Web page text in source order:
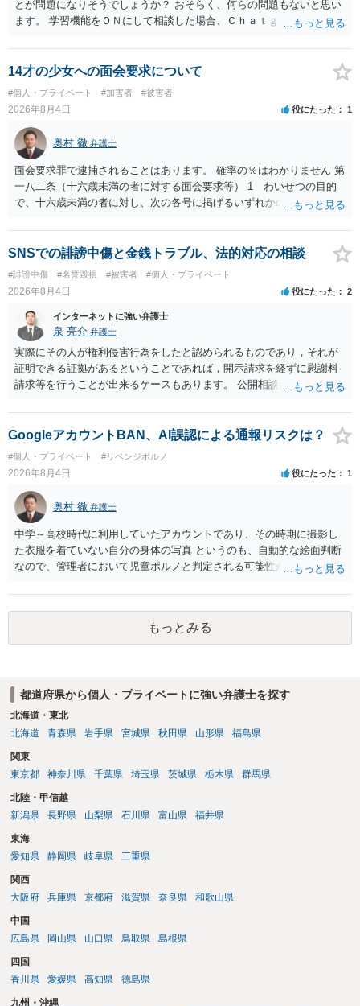
とが問題になりそうでしょうか？ おそらく、何らの問題もないと思い
ます。 学習機能をＯＮにして相談した場合、Ｃｈａｔｇｐｔがｏｐｅ
する可能性がありますが、個人名や会社名を特定していない限り、一
般論として抽象化されて回答に織り込まれる可能性が生じるにすぎま
せんので、その情報自体が、秘密情報に当たるとは思えませんし、名
誉棄損として、個人や会社に対する誹謗中傷の不特定多数への公開に
当たるとも思われません。 もちろん、誰がその内容をｃｈａｔｇｐｔ
に入力したかも第三者にしられることはないので、個人や会社の特定
をせずに書き込んだことで（おそらく特定して書き込んだとして
も）、相談者さんが刑事民事の責任に問われることはないでしょう。
私見ながらご参考まで。
14才の少女への面会要求について
#個人・プライベート #加害者 #被害者
2026年8月4日 役にたった 1
奥村 徹 弁護士
面会要求罪で逮捕されることはあります。 確率の％はわかりません 第
一八二条（十六歳未満の者に対する面会要求等） 1 わいせつの目的
で、十六歳未満の者に対し、次の各号に掲げるいずれかの行為をした
が生まれた日より五年以上前の日に生まれた者に限る。）は、一年以
下の拘禁刑又は五十万円以下の罰金に処する。 一 威迫し、偽計を用
い又は誘惑して面会を要求すること。 二 拒まれたにもかかわらず、
反復して面会を要求すること。 三 金銭その他の利益を供与し、又は
その申込み若しくは約束をして面会を要求すること。 2前項の罪を犯
し、よってわいせつの目的で当該十六歳未満の者と面会をした者は、
二年以下の拘禁刑又は百万円以下の罰金に処する。
SNSでの誹謗中傷と金銭トラブル、法的対応の相談
#誹謗中傷 #名誉毀損 #被害者 #個人・プライベート
2026年8月4日 役にたった 2
インターネットに強い弁護士
泉 亮介 弁護士
実際にその人が権利侵害行為をしたと認められるものであり，それが
証明できる証拠があるということであれば，開示請求を経ずに慰謝料
請求等を行うことが出来るケースもあります。 公開相談の場では回答
に個別に相談されると良いでしょう。
GoogleアカウントBAN、AI誤認による通報リスクは？
#個人・プライベート #リベンジポルノ
2026年8月4日 役にたった 1
奥村 徹 弁護士
中学～高校時代に利用していたアカウントであり、その時期に撮影し
た衣服を着ていない自分の身体の写真 というのも、自動的な絵面判断
なので、管理者において児童ポルノと判定される可能性があります。
もっとみる
都道府県から個人・プライベートに強い弁護士を探す
北海道・東北
北海道
青森県 岩手県 宮城県 秋田県 山形県 福島県
関東
東京都
神奈川県 千葉県 埼玉県 茨城県 栃木県 群馬県
北陸・甲信越
新潟県
長野県 山梨県 石川県 富山県 福井県
東海
愛知県
静岡県 岐阜県 三重県
関西
大阪府
兵庫県 京都府 滋賀県 奈良県 和歌山県
中国
広島県
岡山県 山口県 鳥取県 島根県
四国
香川県
愛媛県 高知県 徳島県
九州・沖縄